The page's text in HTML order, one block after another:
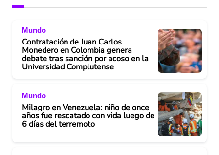
Mundo
Contratación de Juan Carlos
Monedero en Colombia genera
debate tras sanción por acoso en la
Universidad Complutense
Mundo
Milagro en Venezuela: niño de once
años fue rescatado con vida luego de
6 días del terremoto